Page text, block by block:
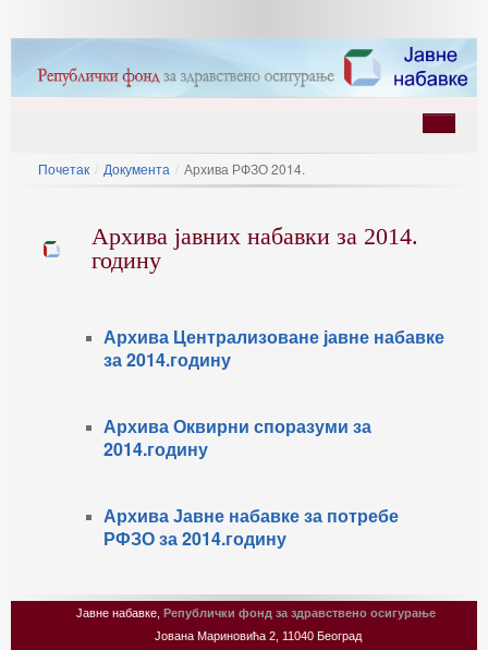
Почетак / Документа / Архива РФЗО 2014.
Архива јавних набавки за 2014.
годину
Архива Централизоване јавне набавке
за 2014.годину
Архива Оквирни споразуми за
2014.годину
Архива Јавне набавке за потребе
РФЗО за 2014.годину
Јавне набавке, Републички фонд за здравствено осигурање
Јована Мариновића 2, 11040 Београд